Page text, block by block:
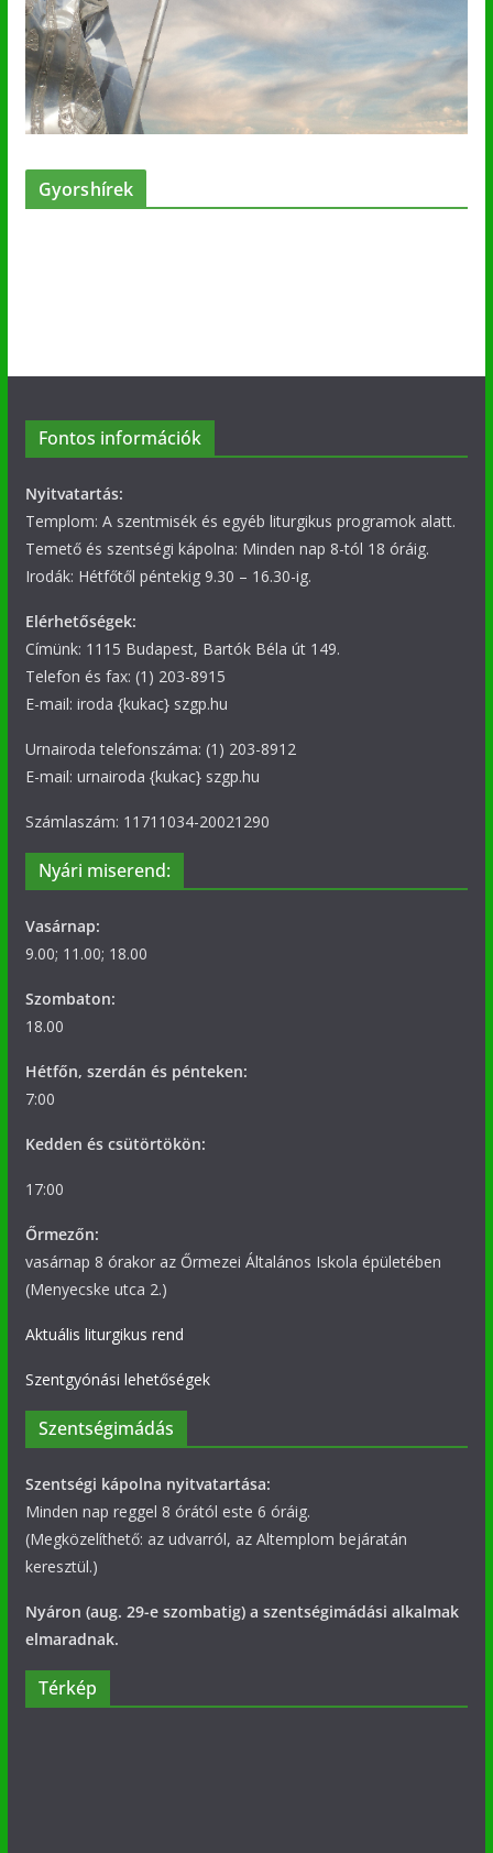
Gyorshírek
Fontos információk
Nyitvatartás:
Templom: A szentmisék és egyéb liturgikus programok alatt.
Temető és szentségi kápolna: Minden nap 8-tól 18 óráig.
Irodák: Hétfőtől péntekig 9.30 – 16.30-ig.
Elérhetőségek:
Címünk: 1115 Budapest, Bartók Béla út 149.
Telefon és fax: (1) 203-8915
E-mail: iroda {kukac} szgp.hu
Urnairoda telefonszáma: (1) 203-8912
E-mail: urnairoda {kukac} szgp.hu
Számlaszám: 11711034-20021290
Nyári miserend:
Vasárnap:
9.00; 11.00; 18.00
Szombaton:
18.00
Hétfőn, szerdán és pénteken:
7:00
Kedden és csütörtökön:
17:00
Őrmezőn:
vasárnap 8 órakor az Őrmezei Általános Iskola épületében
(Menyecske utca 2.)
Aktuális liturgikus rend
Szentgyónási lehetőségek
Szentségimádás
Szentségi kápolna nyitvatartása:
Minden nap reggel 8 órától este 6 óráig.
(Megközelíthető: az udvarról, az Altemplom bejáratán
keresztül.)
Nyáron (aug. 29-e szombatig) a szentségimádási alkalmak
elmaradnak.
Térkép